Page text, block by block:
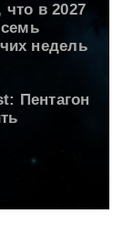
в 2027
недель
Пентагон
заказном